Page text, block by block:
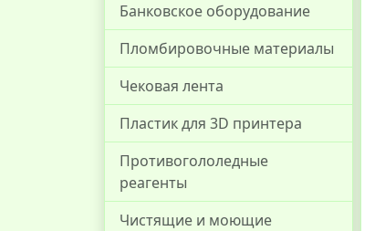
Банковское оборудование
Пломбировочные материалы
Чековая лента
Пластик для 3D принтера
Противогололедные
реагенты
Чистящие и моющие